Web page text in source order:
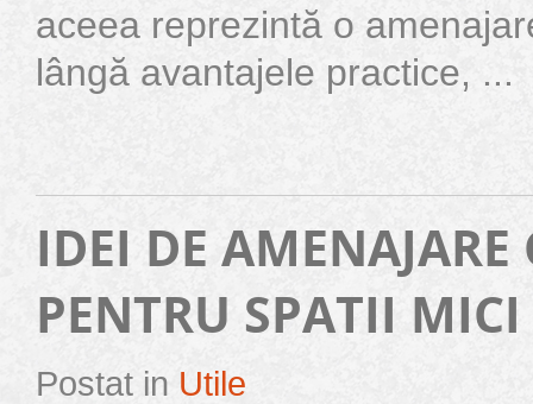
aceea reprezintă o
lângă avantajele practice, ...
IDEI DE
PENTRU SPATII MICI
Postat in Utile